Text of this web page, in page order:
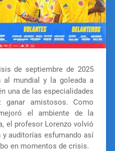
de septiembre de 2025
mundial y la goleada a
una de las especialidades
amistosos. Como
el ambiente de la
el profesor Lorenzo volvió
auditorías esfumando así
en momentos de crisis.